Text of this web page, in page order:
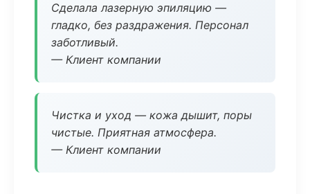
Сделала лазерную эпиляцию —
гладко, без раздражения. Персонал
заботливый.
— Клиент компании
Чистка и уход — кожа дышит, поры
чистые. Приятная атмосфера.
— Клиент компании